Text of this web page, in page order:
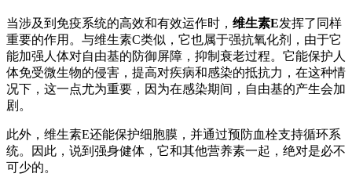
当涉及到免疫系统的高效和有效运作时， 维生素E发挥了同样
重要的作用。与维生素C类似，它也属于强抗氧化剂，由于它
能加强人体对自由基的防御屏障，抑制衰老过程。它能保护人
体免受微生物的侵害，提高对疾病和感染的抵抗力，在这种情
况下，这一点尤为重要，因为在感染期间，自由基的产生会加
剧。
此外，维生素E还能保护细胞膜，并通过预防血栓支持循环系
统。因此，说到强身健体，它和其他营养素一起，绝对是必不
可少的。